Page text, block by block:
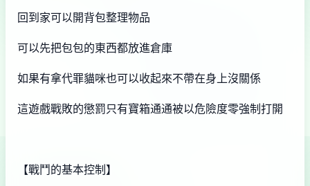
回到家可以開背包整理物品
可以先把包包的東西都放進倉庫
如果有拿代罪貓咪也可以收起來不帶在身上沒關係
這遊戲戰敗的懲罰只有寶箱通通被以危險度零強制打開
【戰鬥的基本控制】